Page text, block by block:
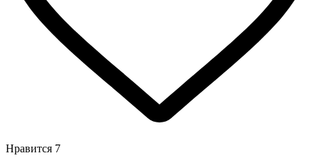
Нравится 7